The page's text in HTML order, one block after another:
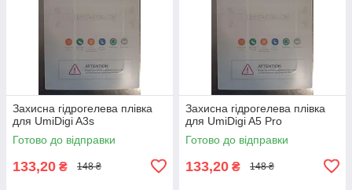
Захисна гідрогелева плівка
для UmiDigi A3s
Готово до відправки
133,20 ₴ 148 ₴
Захисна гідрогелева плівка
для UmiDigi A5 Pro
Готово до відправки
133,20 ₴ 148 ₴